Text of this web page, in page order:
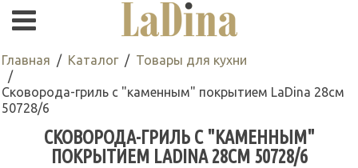
Главная Каталог Товары для кухни
Сковорода-гриль с "каменным" покрытием LaDina 28см
50728/6
СКОВОРОДА-ГРИЛЬ С "КАМЕННЫМ"
ПОКРЫТИЕМ LADINA 28СМ 50728/6